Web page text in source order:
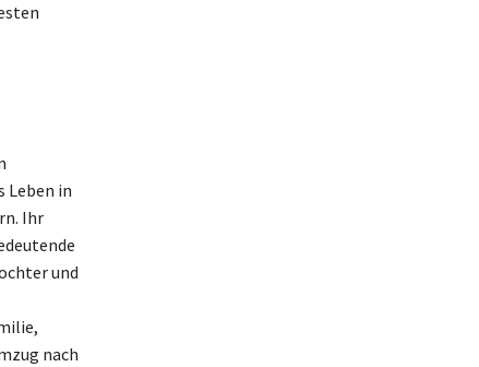
Leben in
Ihr
und
nach